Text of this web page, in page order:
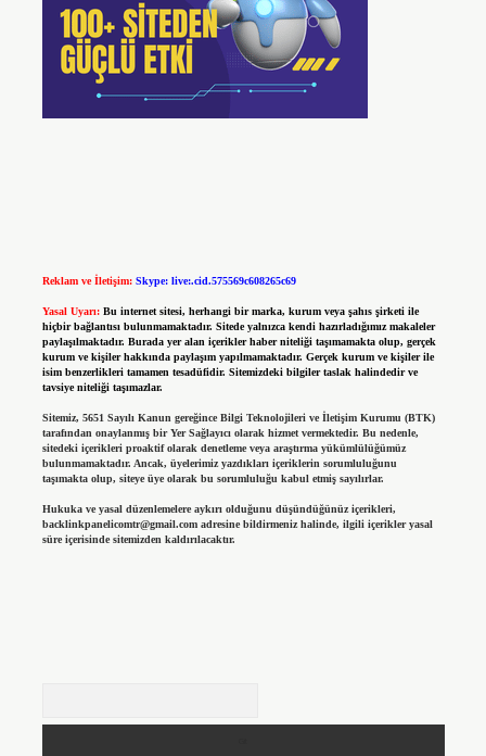
Reklam ve İletişim: Skype: live:.cid.575569c608265c69
Yasal Uyarı: Bu internet sitesi, herhangi bir marka, kurum veya şahıs şirketi ile
hiçbir bağlantısı bulunmamaktadır. Sitede yalnızca kendi hazırladığımız makaleler
paylaşılmaktadır. Burada yer alan içerikler haber niteliği taşımamakta olup, gerçek
kurum ve kişiler hakkında paylaşım yapılmamaktadır. Gerçek kurum ve kişiler ile
isim benzerlikleri tamamen tesadüfidir. Sitemizdeki bilgiler taslak halindedir ve
tavsiye niteliği taşımazlar.
Sitemiz, 5651 Sayılı Kanun gereğince Bilgi Teknolojileri ve İletişim Kurumu (BTK)
tarafından onaylanmış bir Yer Sağlayıcı olarak hizmet vermektedir. Bu nedenle,
sitedeki içerikleri proaktif olarak denetleme veya araştırma yükümlülüğümüz
bulunmamaktadır. Ancak, üyelerimiz yazdıkları içeriklerin sorumluluğunu
taşımakta olup, siteye üye olarak bu sorumluluğu kabul etmiş sayılırlar.
Hukuka ve yasal düzenlemelere aykırı olduğunu düşündüğünüz içerikleri,
backlinkpanelicomtr@gmail.comadresine bildirmeniz halinde, ilgili içerikler yasal
süre içerisinde sitemizden kaldırılacaktır.